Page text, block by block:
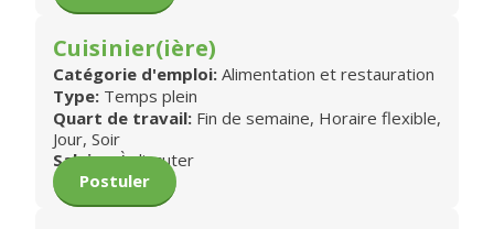
Cuisinier(ière)
Catégorie d'emploi: Alimentation et restauration
Type: Temps plein
Quart de travail: Fin de semaine, Horaire flexible,
Jour, Soir
Salaire:À discuter
Postuler